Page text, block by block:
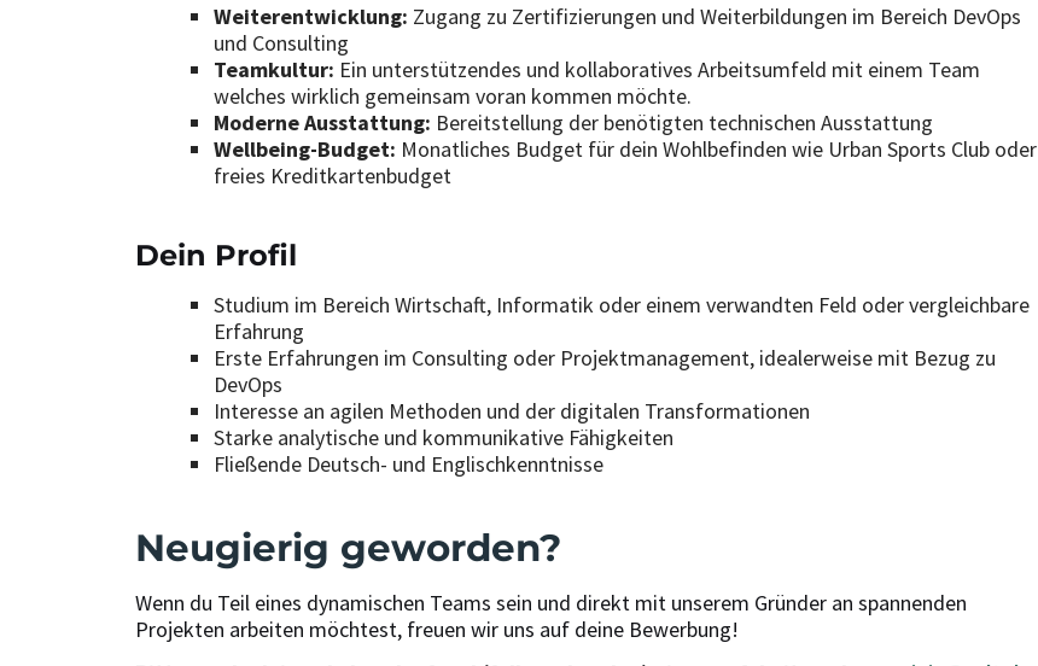
Weiterentwicklung: Zugang zu Zertifizierungen und Weiterbildungen im Bereich DevOps
und Consulting
Teamkultur: Ein unterstützendes und kollaboratives Arbeitsumfeld mit einem Team
welches wirklich gemeinsam voran kommen möchte.
Moderne Ausstattung: Bereitstellung der benötigten technischen Ausstattung
Wellbeing-Budget: Monatliches Budget für dein Wohlbefinden wie Urban Sports Club oder
freies Kreditkartenbudget
Dein Profil
Studium im Bereich Wirtschaft, Informatik oder einem verwandten Feld oder vergleichbare
Erfahrung
Erste Erfahrungen im Consulting oder Projektmanagement, idealerweise mit Bezug zu
DevOps
Interesse an agilen Methoden und der digitalen Transformationen
Starke analytische und kommunikative Fähigkeiten
Fließende Deutsch- und Englischkenntnisse
Neugierig geworden?
Wenn du Teil eines dynamischen Teams sein und direkt mit unserem Gründer an spannenden
Projekten arbeiten möchtest, freuen wir uns auf deine Bewerbung!